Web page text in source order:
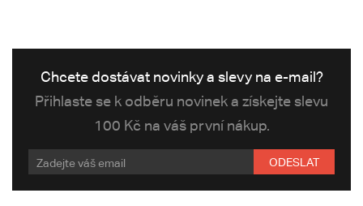
Chcete dostávat novinky a slevy na e-mail?
Přihlaste se k odběru novinek a získejte slevu
100 Kč na váš první nákup.
ODESLAT